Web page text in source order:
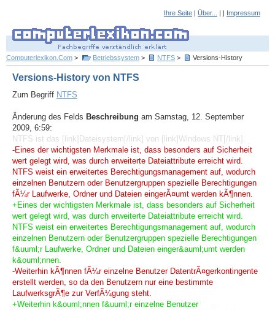
Ihre Seite | Über... | | Impressum
Computerlexikon.Com > Betriebssystem > NTFS > Versions-History
Versions-History von NTFS
Zum Begriff NTFS
Änderung des Felds Beschreibung am Samstag, 12. September
2009, 6:59:
NTFS ist das [link]Dateisystem[/link] von [link]Windows NT[/link].
-Eines der wichtigsten Merkmale ist, dass besonders auf Sicherheit
wert gelegt wird, was durch erweiterte Dateiattribute erreicht wird.
NTFS weist ein erweitertes Berechtigungsmanagement auf, wodurch
einzelnen Benutzern oder Benutzergruppen spezielle Berechtigungen
fÃ¼r Laufwerke, Ordner und Dateien eingerÃ¤umt werden kÃ¶nnen.
+Eines der wichtigsten Merkmale ist, dass besonders auf Sicherheit
wert gelegt wird, was durch erweiterte Dateiattribute erreicht wird.
NTFS weist ein erweitertes Berechtigungsmanagement auf, wodurch
einzelnen Benutzern oder Benutzergruppen spezielle Berechtigungen
f&uuml;r Laufwerke, Ordner und Dateien einger&auml;umt werden
k&ouml;nnen.
-Weiterhin kÃ¶nnen fÃ¼r einzelne Benutzer DatentrÃ¤gerkontingente
erstellt werden, so da den Benutzern nur eine bestimmte
LaufwerksgrÃ¶e zur VerfÃ¼gung steht.
+Weiterhin k&ouml;nnen f&uuml;r einzelne Benutzer